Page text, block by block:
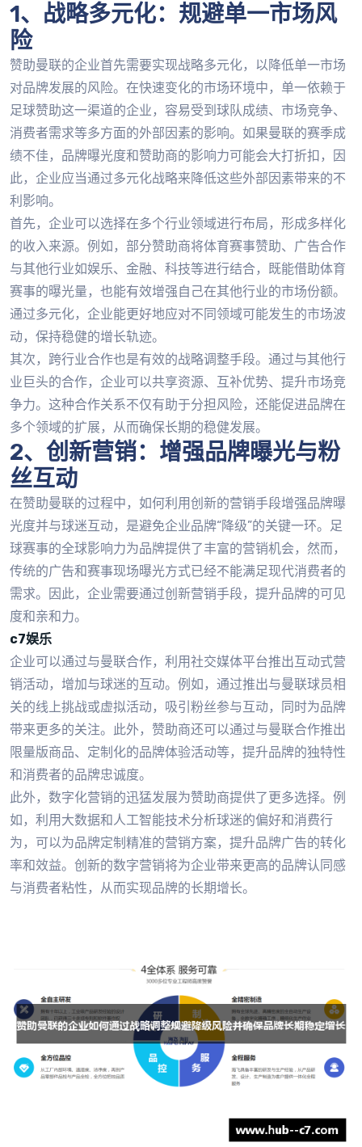
1、战略多元化：规避单一市场风
险
赞助曼联的企业首先需要实现战略多元化，以降低单一市场
对品牌发展的风险。在快速变化的市场环境中，单一依赖于
足球赞助这一渠道的企业，容易受到球队成绩、市场竞争、
消费者需求等多方面的外部因素的影响。如果曼联的赛季成
绩不佳，品牌曝光度和赞助商的影响力可能会大打折扣，因
此，企业应当通过多元化战略来降低这些外部因素带来的不
利影响。
首先，企业可以选择在多个行业领域进行布局，形成多样化
的收入来源。例如，部分赞助商将体育赛事赞助、广告合作
与其他行业如娱乐、金融、科技等进行结合，既能借助体育
赛事的曝光量，也能有效增强自己在其他行业的市场份额。
通过多元化，企业能更好地应对不同领域可能发生的市场波
动，保持稳健的增长轨迹。
其次，跨行业合作也是有效的战略调整手段。通过与其他行
业巨头的合作，企业可以共享资源、互补优势、提升市场竞
争力。这种合作关系不仅有助于分担风险，还能促进品牌在
多个领域的扩展，从而确保长期的稳健发展。
2、创新营销：增强品牌曝光与粉
丝互动
在赞助曼联的过程中，如何利用创新的营销手段增强品牌曝
光度并与球迷互动，是避免企业品牌“降级”的关键一环。足
球赛事的全球影响力为品牌提供了丰富的营销机会，然而，
传统的广告和赛事现场曝光方式已经不能满足现代消费者的
需求。因此，企业需要通过创新营销手段，提升品牌的可见
度和亲和力。
c7娱乐
企业可以通过与曼联合作，利用社交媒体平台推出互动式营
销活动，增加与球迷的互动。例如，通过推出与曼联球员相
关的线上挑战或虚拟活动，吸引粉丝参与互动，同时为品牌
带来更多的关注。此外，赞助商还可以通过与曼联合作推出
限量版商品、定制化的品牌体验活动等，提升品牌的独特性
和消费者的品牌忠诚度。
此外，数字化营销的迅猛发展为赞助商提供了更多选择。例
如，利用大数据和人工智能技术分析球迷的偏好和消费行
为，可以为品牌定制精准的营销方案，提升品牌广告的转化
率和效益。创新的数字营销将为企业带来更高的品牌认同感
与消费者粘性，从而实现品牌的长期增长。